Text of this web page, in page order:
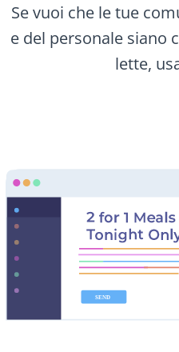
Se vuoi che le tue
e del personale siano
lette,